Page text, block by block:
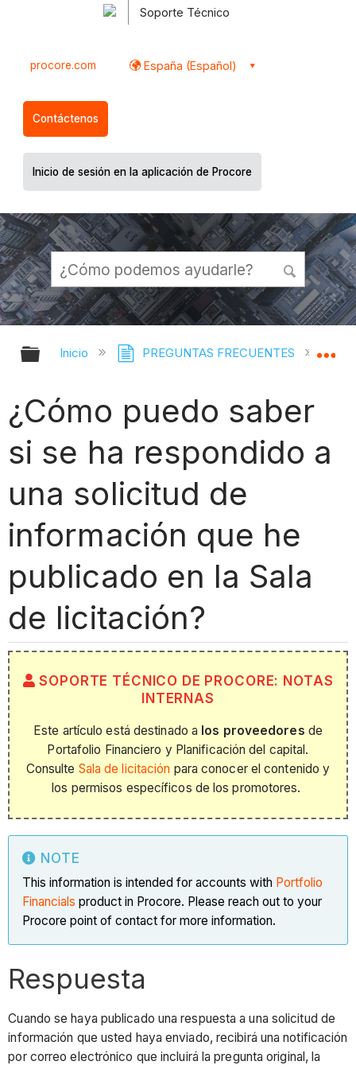
Soporte Técnico
procore.com España (Español)
Contáctenos
Inicio de sesión en la aplicación de Procore
Expandir/contraer jerarquía global
Inicio PREGUNTAS FRECUENTES
¿Cómo puedo saber
si se ha respondido a
una solicitud de
información que he
publicado en la Sala
de licitación?
SOPORTE TÉCNICO DE PROCORE: NOTAS
INTERNAS
Este artículo está destinado a los proveedores de
Portafolio Financiero y Planificación del capital.
Consulte Sala de licitación para conocer el contenido y
los permisos específicos de los promotores.
NOTE
This information is intended for accounts with Portfolio
Financials product in Procore. Please reach out to your
Procore point of contact for more information.
Respuesta
Cuando se haya publicado una respuesta a una solicitud de
información que usted haya enviado, recibirá una notificación
por correo electrónico que incluirá la pregunta original, la